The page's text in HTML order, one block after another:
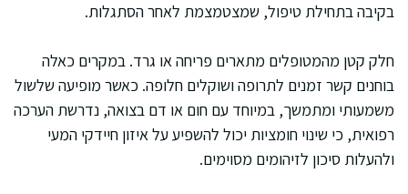
בקיבה בתחילת טיפול, שמצטמצמת לאחר הסתגלות.
חלק קטן מהמטופלים מתארים פריחה או גרד. במקרים כאלה
בוחנים קשר זמנים לתרופה ושוקלים חלופה. כאשר מופיעה שלשול
משמעותי ומתמשך, במיוחד עם חום או דם בצואה, נדרשת הערכה
רפואית, כי שינוי חומציות יכול להשפיע על איזון חיידקי המעי
ולהעלות סיכון לזיהומים מסוימים.